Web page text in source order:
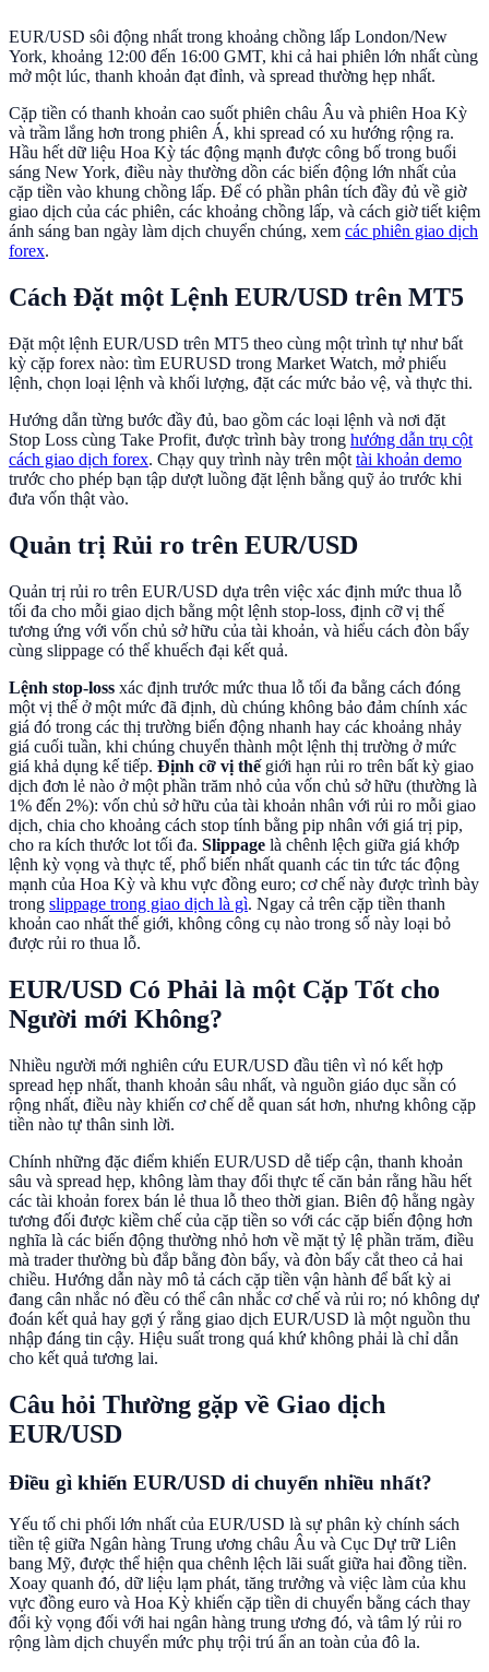
EUR/USD sôi động nhất trong khoảng chồng lấp London/New
York, khoảng 12:00 đến 16:00 GMT, khi cả hai phiên lớn nhất cùng
mở một lúc, thanh khoản đạt đỉnh, và spread thường hẹp nhất.
Cặp tiền có thanh khoản cao suốt phiên châu Âu và phiên Hoa Kỳ
và trầm lắng hơn trong phiên Á, khi spread có xu hướng rộng ra.
Hầu hết dữ liệu Hoa Kỳ tác động mạnh được công bố trong buổi
sáng New York, điều này thường dồn các biến động lớn nhất của
cặp tiền vào khung chồng lấp. Để có phần phân tích đầy đủ về giờ
giao dịch của các phiên, các khoảng chồng lấp, và cách giờ tiết kiệm
ánh sáng ban ngày làm dịch chuyển chúng, xem các phiên giao dịch
forex.
Cách Đặt một Lệnh EUR/USD trên MT5
Đặt một lệnh EUR/USD trên MT5 theo cùng một trình tự như bất
kỳ cặp forex nào: tìm EURUSD trong Market Watch, mở phiếu
lệnh, chọn loại lệnh và khối lượng, đặt các mức bảo vệ, và thực thi.
Hướng dẫn từng bước đầy đủ, bao gồm các loại lệnh và nơi đặt
Stop Loss cùng Take Profit, được trình bày trong hướng dẫn trụ cột
cách giao dịch forex. Chạy quy trình này trên một tài khoản demo
trước cho phép bạn tập dượt luồng đặt lệnh bằng quỹ ảo trước khi
đưa vốn thật vào.
Quản trị Rủi ro trên EUR/USD
Quản trị rủi ro trên EUR/USD dựa trên việc xác định mức thua lỗ
tối đa cho mỗi giao dịch bằng một lệnh stop-loss, định cỡ vị thế
tương ứng với vốn chủ sở hữu của tài khoản, và hiểu cách đòn bẩy
cùng slippage có thể khuếch đại kết quả.
Lệnh stop-loss xác định trước mức thua lỗ tối đa bằng cách đóng
một vị thế ở một mức đã định, dù chúng không bảo đảm chính xác
giá đó trong các thị trường biến động nhanh hay các khoảng nhảy
giá cuối tuần, khi chúng chuyển thành một lệnh thị trường ở mức
giá khả dụng kế tiếp. Định cỡ vị thếgiới hạn rủi ro trên bất kỳ giao
dịch đơn lẻ nào ở một phần trăm nhỏ của vốn chủ sở hữu (thường là
1% đến 2%): vốn chủ sở hữu của tài khoản nhân với rủi ro mỗi giao
dịch, chia cho khoảng cách stop tính bằng pip nhân với giá trị pip,
cho ra kích thước lot tối đa. Slippage là chênh lệch giữa giá khớp
lệnh kỳ vọng và thực tế, phổ biến nhất quanh các tin tức tác động
mạnh của Hoa Kỳ và khu vực đồng euro; cơ chế này được trình bày
trong slippage trong giao dịch là gì. Ngay cả trên cặp tiền thanh
khoản cao nhất thế giới, không công cụ nào trong số này loại bỏ
được rủi ro thua lỗ.
EUR/USD Có Phải là một Cặp Tốt cho
Người mới Không?
Nhiều người mới nghiên cứu EUR/USD đầu tiên vì nó kết hợp
spread hẹp nhất, thanh khoản sâu nhất, và nguồn giáo dục sẵn có
rộng nhất, điều này khiến cơ chế dễ quan sát hơn, nhưng không cặp
tiền nào tự thân sinh lời.
Chính những đặc điểm khiến EUR/USD dễ tiếp cận, thanh khoản
sâu và spread hẹp, không làm thay đổi thực tế căn bản rằng hầu hết
các tài khoản forex bán lẻ thua lỗ theo thời gian. Biên độ hằng ngày
tương đối được kiềm chế của cặp tiền so với các cặp biến động hơn
nghĩa là các biến động thường nhỏ hơn về mặt tỷ lệ phần trăm, điều
mà trader thường bù đắp bằng đòn bẩy, và đòn bẩy cắt theo cả hai
chiều. Hướng dẫn này mô tả cách cặp tiền vận hành để bất kỳ ai
đang cân nhắc nó đều có thể cân nhắc cơ chế và rủi ro; nó không dự
đoán kết quả hay gợi ý rằng giao dịch EUR/USD là một nguồn thu
nhập đáng tin cậy. Hiệu suất trong quá khứ không phải là chỉ dẫn
cho kết quả tương lai.
Câu hỏi Thường gặp về Giao dịch
EUR/USD
Điều gì khiến EUR/USD di chuyển nhiều nhất?
Yếu tố chi phối lớn nhất của EUR/USD là sự phân kỳ chính sách
tiền tệ giữa Ngân hàng Trung ương châu Âu và Cục Dự trữ Liên
bang Mỹ, được thể hiện qua chênh lệch lãi suất giữa hai đồng tiền.
Xoay quanh đó, dữ liệu lạm phát, tăng trưởng và việc làm của khu
vực đồng euro và Hoa Kỳ khiến cặp tiền di chuyển bằng cách thay
đổi kỳ vọng đối với hai ngân hàng trung ương đó, và tâm lý rủi ro
rộng làm dịch chuyển mức phụ trội trú ẩn an toàn của đô la.